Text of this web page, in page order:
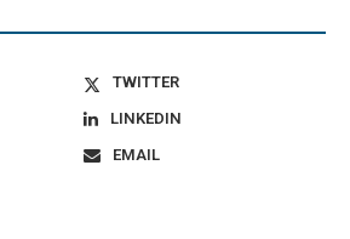
TWITTER
LINKEDIN
EMAIL